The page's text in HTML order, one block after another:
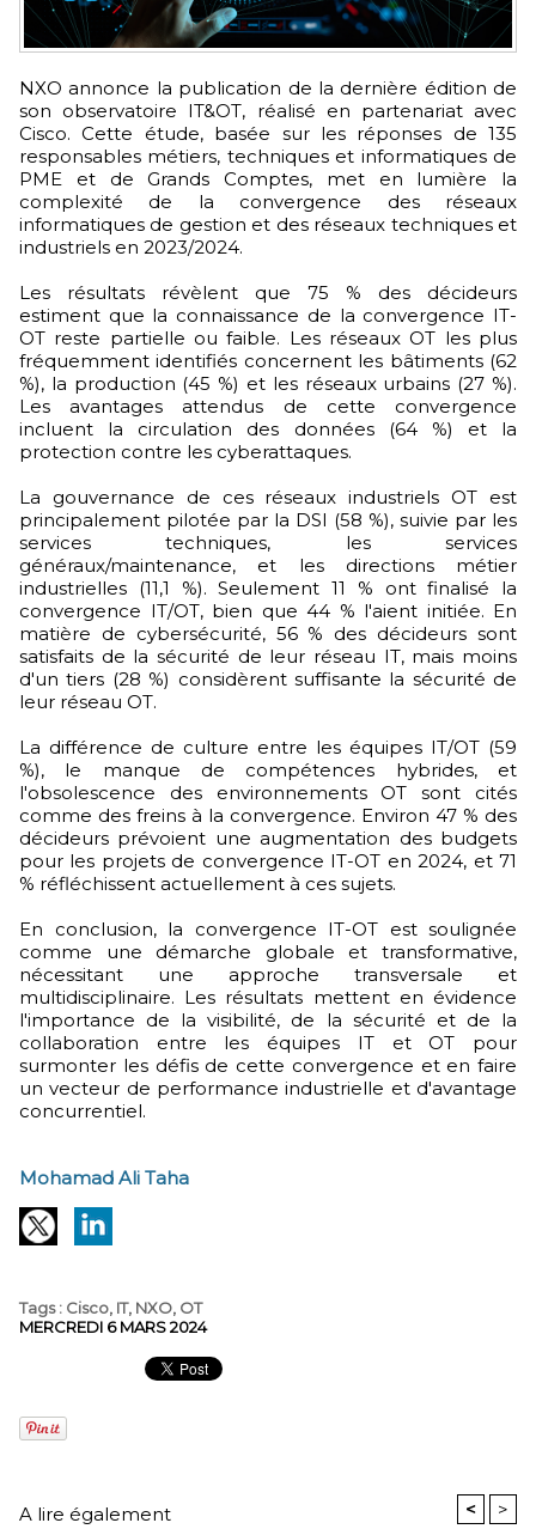
NXO annonce la publication de la dernière édition de
son observatoire IT&OT, réalisé en partenariat avec
Cisco. Cette étude, basée sur les réponses de 135
responsables métiers, techniques et informatiques de
PME et de Grands Comptes, met en lumière la
complexité de la convergence des réseaux
informatiques de gestion et des réseaux techniques et
industriels en 2023/2024.
Les résultats révèlent que 75 % des décideurs
estiment que la connaissance de la convergence IT-
OT reste partielle ou faible. Les réseaux OT les plus
fréquemment identifiés concernent les bâtiments (62
%), la production (45 %) et les réseaux urbains (27 %).
Les avantages attendus de cette convergence
incluent la circulation des données (64 %) et la
protection contre les cyberattaques.
La gouvernance de ces réseaux industriels OT est
principalement pilotée par la DSI (58 %), suivie par les
services techniques, les services
généraux/maintenance, et les directions métier
industrielles (11,1 %). Seulement 11 % ont finalisé la
convergence IT/OT, bien que 44 % l'aient initiée. En
matière de cybersécurité, 56 % des décideurs sont
satisfaits de la sécurité de leur réseau IT, mais moins
d'un tiers (28 %) considèrent suffisante la sécurité de
leur réseau OT.
La différence de culture entre les équipes IT/OT (59
%), le manque de compétences hybrides, et
l'obsolescence des environnements OT sont cités
comme des freins à la convergence. Environ 47 % des
décideurs prévoient une augmentation des budgets
pour les projets de convergence IT-OT en 2024, et 71
% réfléchissent actuellement à ces sujets.
En conclusion, la convergence IT-OT est soulignée
comme une démarche globale et transformative,
nécessitant une approche transversale et
multidisciplinaire. Les résultats mettent en évidence
l'importance de la visibilité, de la sécurité et de la
collaboration entre les équipes IT et OT pour
surmonter les défis de cette convergence et en faire
un vecteur de performance industrielle et d'avantage
concurrentiel.
Mohamad Ali Taha
Tags: Cisco, IT, NXO, OT
MERCREDI 6 MARS 2024
A lire également < >